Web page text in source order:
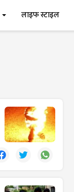
लाइफ स्टाइल